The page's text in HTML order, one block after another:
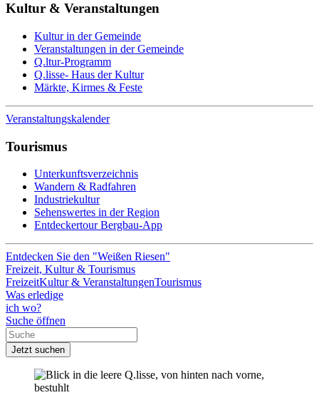
Kultur & Veranstaltungen
Kultur in der Gemeinde
Veranstaltungen in der Gemeinde
Q.ltur-Programm
Q.lisse- Haus der Kultur
Märkte, Kirmes & Feste
Veranstaltungskalender
Tourismus
Unterkunftsverzeichnis
Wandern & Radfahren
Industriekultur
Sehenswertes in der Region
Entdeckertour Bergbau-App
Entdecken Sie den "Weißen Riesen"
Freizeit, Kultur & Tourismus
FreizeitKultur & VeranstaltungenTourismus
Was erledige
ich wo?
Suche öffnen
Jetzt suchen